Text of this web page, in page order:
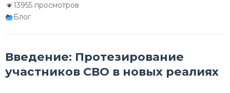
13955 просмотров
Блог
Введение: Протезирование
участников СВО в новых реалиях